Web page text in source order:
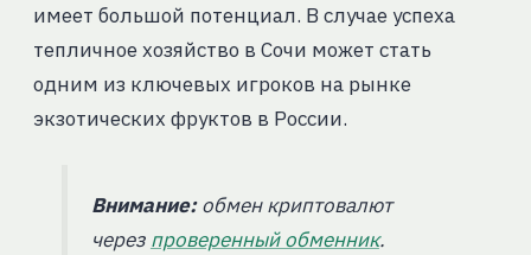
имеет большой потенциал. В случае успеха
тепличное хозяйство в Сочи может стать
одним из ключевых игроков на рынке
экзотических фруктов в России.
Внимание:обмен криптовалют
через проверенный обменник.